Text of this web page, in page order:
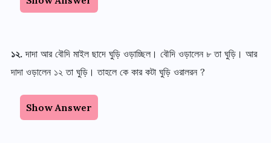
১২.দাদা আর বৌদি মাইল ছাদে ঘুড়ি ওড়াচ্ছিল। বৌদি ওড়ালেন ৮ তা ঘুড়ি। আর
দাদা ওড়ালেন ১২ তা ঘুড়ি।তাহলে কে কার কটা ঘুড়ি ওরালরন ?
Show Answer